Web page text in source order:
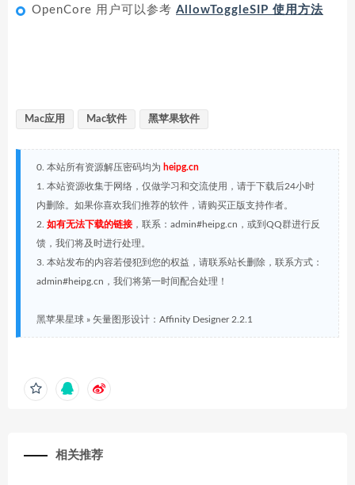
OpenCore 用户可以参考 AllowToggleSIP 使用方法
Mac应用 Mac软件 黑苹果软件
0. 本站所有资源解压密码均为 heipg.cn
1. 本站资源收集于网络，仅做学习和交流使用，请于下载后24小时
内删除。如果你喜欢我们推荐的软件，请购买正版支持作者。
2. 如有无法下载的链接，联系：admin#heipg.cn，或到QQ群进行反
馈，我们将及时进行处理。
3. 本站发布的内容若侵犯到您的权益，请联系站长删除，联系方式：
admin#heipg.cn，我们将第一时间配合处理！
黑苹果星球 » 矢量图形设计：Affinity Designer 2.2.1
相关推荐